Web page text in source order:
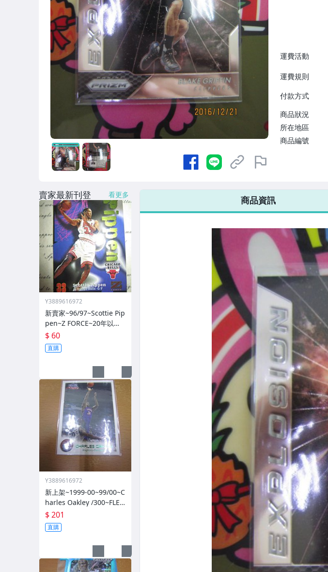
運費活動
運費規則
付款方式
商品狀況
所在地區
商品編號
商品資訊
賣家最新刊登 看更多
Y3889616972
新賣家~96/97~Scottie Pip
pen~Z FORCE~20年以上
歷史~無限量~
$ 60
直購
Y3889616972
新上架~1999-00~99/00~C
harles Oakley /300~FLEE
R~~限量/300~1060114-1
$ 201
直購